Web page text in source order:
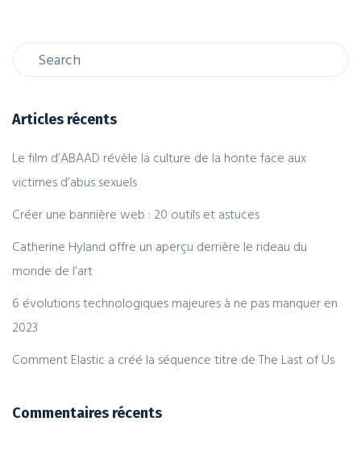
Articles récents
Le film d’ABAAD révèle la culture de la honte face aux
victimes d’abus sexuels
Créer une bannière web : 20 outils et astuces
Catherine Hyland offre un aperçu derrière le rideau du
monde de l’art
6 évolutions technologiques majeures à ne pas manquer en
2023
Comment Elastic a créé la séquence titre de The Last of Us
Commentaires récents